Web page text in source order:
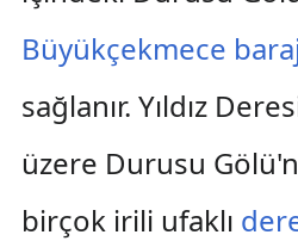
Büyükçekmece
sağlanır. Yıldız
üzere Durusu
birçok irili ufaklı